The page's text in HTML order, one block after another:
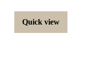
Quick view